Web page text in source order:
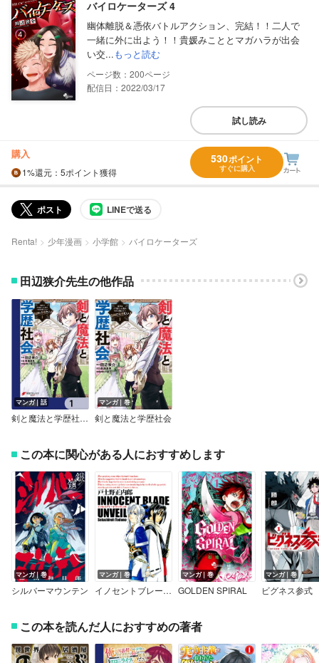
バイロケーターズ 4
幽体離脱＆憑依バトルアクション、完結！！二人で
一緒に外に出よう！！貴媛みこととマガハラが出会
い交...もっと読む
200
配信日：2022/03/17
試し読み
購入
1%還元 ：5ポイント獲得
530ポイント
すぐに購入
ポスト LINEで送る
Renta! 少年漫画 小学館 バイロケーターズ
田辺狭介先生の他作品
マンガ｜話
剣と魔法と学歴社会【分冊版】
マンガ｜巻
剣と魔法と学歴社会
この本に関心がある人におすすめします
マンガ｜巻
シルバーマウンテン
マンガ｜巻
イノセントブレード・アンヴェイル
マンガ｜巻
GOLDEN SPIRAL
マンガ｜巻
ビグネス参式
この本を読んだ人におすすめの著者